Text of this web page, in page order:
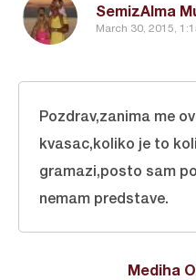
SemizAlma
March 30, 2015,
Mediha
Pozdrav,zanima me
kvasac,koliko je to
gramazi,posto sam
nemam predstave.